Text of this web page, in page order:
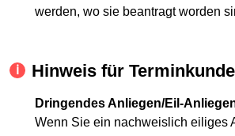
werden, wo sie beantragt worden
Hinweis für
Dringendes Anliegen/Eil-
Wenn Sie ein nachweislich eiliges